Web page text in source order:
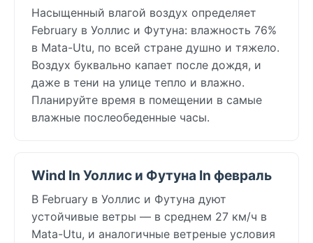
Насыщенный влагой воздух определяет
February в Уоллис и Футуна: влажность 76%
в Mata-Utu, по всей стране душно и тяжело.
Воздух буквально капает после дождя, и
даже в тени на улице тепло и влажно.
Планируйте время в помещении в самые
влажные послеобеденные часы.
Wind In Уоллис и Футуна In февраль
В February в Уоллис и Футуна дуют
устойчивые ветры — в среднем 27 км/ч в
Mata-Utu, и аналогичные ветреные условия